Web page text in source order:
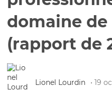
domaine de
(rapport de
Lionel Lourdin • 19